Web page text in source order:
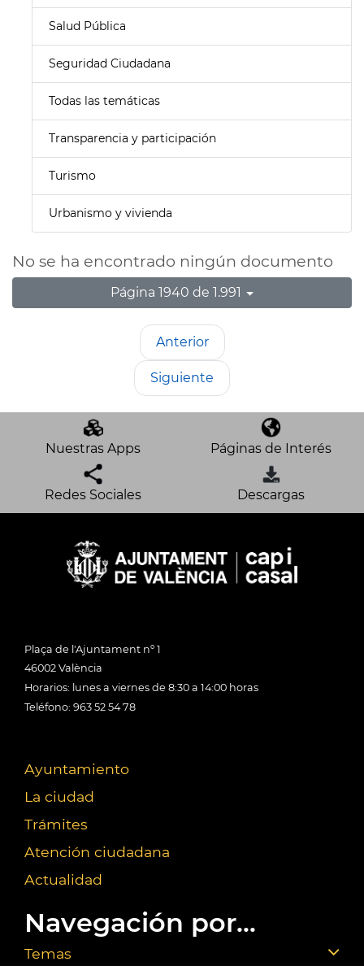
Salud Pública
Seguridad Ciudadana
Todas las temáticas
Transparencia y participación
Turismo
Urbanismo y vivienda
No se ha encontrado ningún documento
Página 1940 de 1.991
Anterior
Siguiente
Nuestras Apps Páginas de Interés
Redes Sociales Descargas
Plaça de l'Ajuntament nº 1
46002 València
Horarios: lunes a viernes de 8:30 a 14:00 horas
Teléfono: 963 52 54 78
Ayuntamiento
La ciudad
Trámites
Atención ciudadana
Actualidad
Navegación por...
Temas